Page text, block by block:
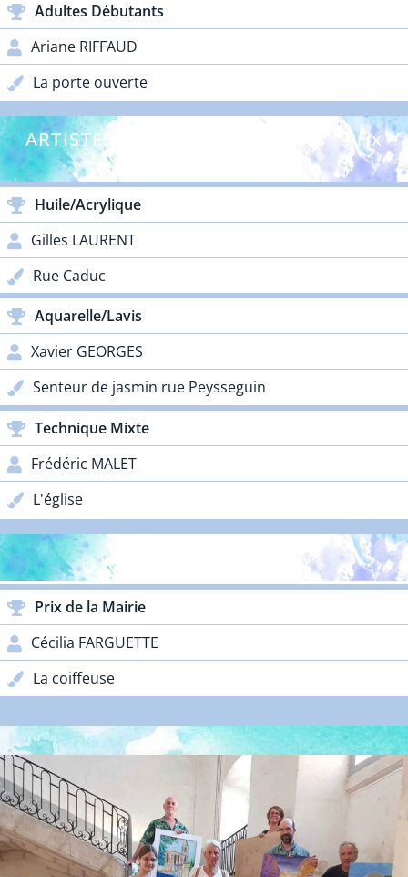
Adultes Débutants
Ariane RIFFAUD
La porte ouverte
ARTISTES CONFIRMÉS - Adultes - Prix
Huile/Acrylique
Gilles LAURENT
Rue Caduc
Aquarelle/Lavis
Xavier GEORGES
Senteur de jasmin rue Peysseguin
Technique Mixte
Frédéric MALET
L'église
Prix de la Mairie
Cécilia FARGUETTE
La coiffeuse